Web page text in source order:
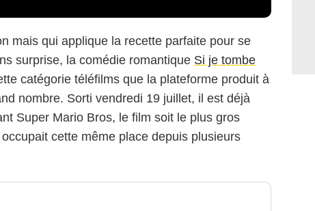
mais qui applique la recette parfaite pour se
surprise, la comédie romantique Si je tombe
catégorie téléfilms que la plateforme produit à
nombre. Sorti vendredi 19 juillet, il est déjà
Super Mario Bros, le film soit le plus gros
cette même place depuis plusieurs